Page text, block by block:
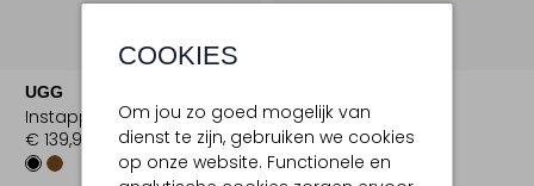
COOKIES
Om jou zo goed mogelijk van
dienst te zijn, gebruiken we cookies
op onze website. Functionele en
UGG
Instappers
€ 139,99
Loafers
€ 199,99 € 139,99